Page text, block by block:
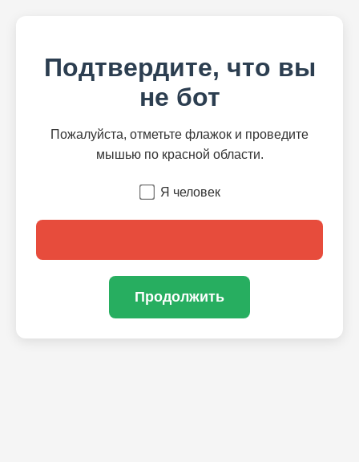
Подтвердите, что вы
не бот
Пожалуйста, отметьте флажок и проведите
мышью по красной области.
Я человек
Продолжить